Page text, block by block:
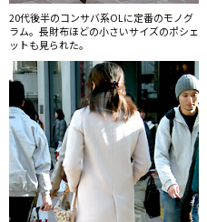
20代後半のコンサバ系OLに定番のモノグ
ラム。長財布ほどの小さいサイズのポシェ
ットも見られた。